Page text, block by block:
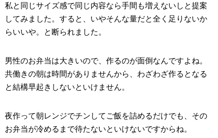
私と同じサイズ感で同じ内容なら手間も増えないしと提案
してみました。すると、いやそんな量だと全く足りないか
らいいや。と断られました。
男性のお弁当は大きいので、作るのが面倒なんですよね。
共働きの朝は時間がありませんから、わざわざ作るとなる
と結構早起きしないといけません。
夜作って朝レンジでチンしてご飯を詰めるだけでも、その
お弁当が冷めるまで待たないといけないですからね。